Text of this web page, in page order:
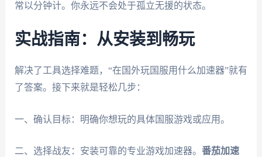
常以分钟计。你永远不会处于孤立无援的状态。
实战指南：从安装到畅玩
解决了工具选择难题，“在国外玩国服用什么加速器”就有
了答案。接下来就是轻松几步：
一、确认目标：明确你想玩的具体国服游戏或应用。
二、选择战友：安装可靠的专业游戏加速器。 番茄加速